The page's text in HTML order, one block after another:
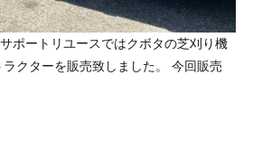
ポートリユースではクボタの芝刈り機
クターを販売致しました。 今回販売